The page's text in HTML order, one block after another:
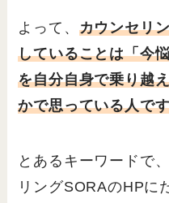
よって、 カウンセリ
していることは「今
を自分自身で乗り越
かで思っている人で
とあるキーワードで
リングSORAのHPに